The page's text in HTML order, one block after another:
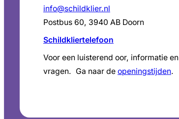
info@schildklier.nl
Postbus 60, 3940 AB Doorn
Schildkliertelefoon
Voor een luisterend oor, informatie en
vragen. Ga naar de openingstijden.